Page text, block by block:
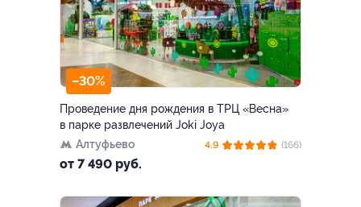
–30%
Проведение дня рождения в ТРЦ «Весна»
в парке развлечений Joki Joya
Алтуфьево
от 7 490 руб.
4.9 (166)